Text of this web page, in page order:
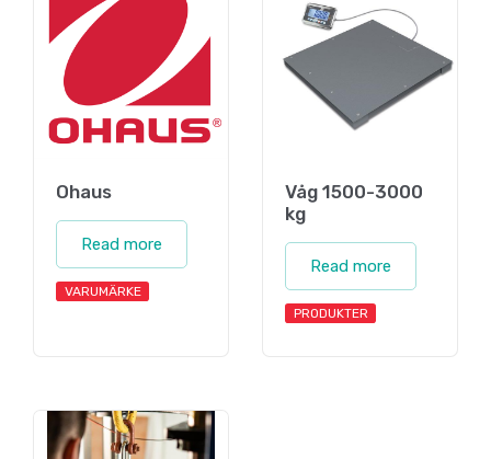
Ohaus
Read more
VARUMÄRKE
Våg 1500-3000
kg
Read more
PRODUKTER